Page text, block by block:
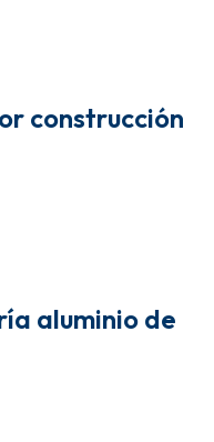
construcción
aluminio de